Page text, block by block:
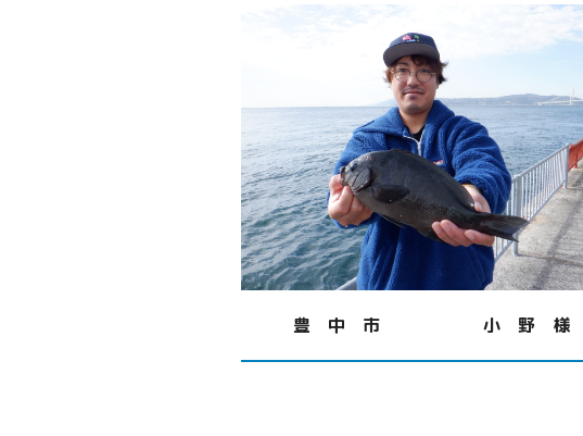
豊 中 市 小 野 様